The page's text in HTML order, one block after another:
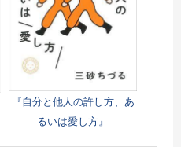
『自分と他人の許し方、あ
るいは愛し方』